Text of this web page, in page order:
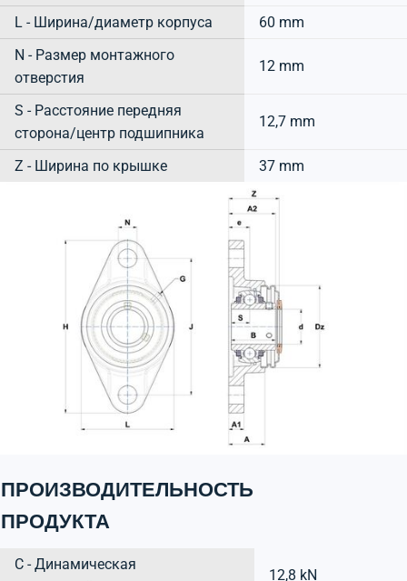
L - Ширина/диаметр корпуса
60 mm
N - Размер монтажного
отверстия
12 mm
S - Расстояние передняя
сторона/центр подшипника
12,7 mm
Z - Ширина по крышке 37 mm
ПРОИЗВОДИТЕЛЬНОСТЬ
ПРОДУКТА
C - Динамическая
12,8 kN